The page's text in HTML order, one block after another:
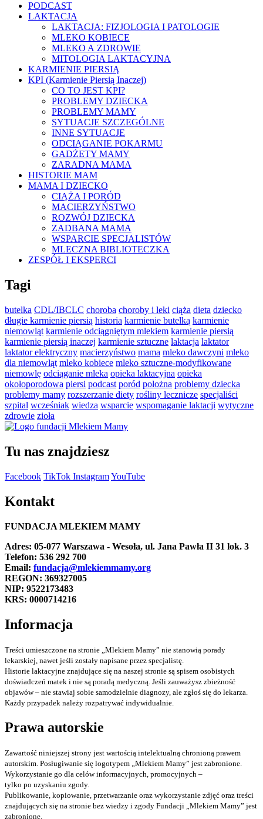
PODCAST
LAKTACJA
LAKTACJA: FIZJOLOGIA I PATOLOGIE
MLEKO KOBIECE
MLEKO A ZDROWIE
MITOLOGIA LAKTACYJNA
KARMIENIE PIERSIĄ
KPI (Karmienie Piersią Inaczej)
CO TO JEST KPI?
PROBLEMY DZIECKA
PROBLEMY MAMY
SYTUACJE SZCZEGÓLNE
INNE SYTUACJE
ODCIĄGANIE POKARMU
GADŻETY MAMY
ZARADNA MAMA
HISTORIE MAM
MAMA I DZIECKO
CIĄŻA I PORÓD
MACIERZYŃSTWO
ROZWÓJ DZIECKA
ZADBANA MAMA
WSPARCIE SPECJALISTÓW
MLECZNA BIBLIOTECZKA
ZESPÓŁ I EKSPERCI
Tagi
butelka CDL/IBCLC choroba choroby i leki ciąża dieta dziecko
długie karmienie piersią historia karmienie butelką karmienie
niemowląt karmienie odciągniętym mlekiem karmienie piersią
karmienie piersią inaczej karmienie sztuczne laktacja laktator
laktator elektryczny macierzyństwo mama mleko dawczyni mleko
dla niemowląt mleko kobiece mleko sztuczne-modyfikowane
niemowlę odciąganie mleka opieka laktacyjna opieka
okołoporodowa piersi podcast poród położna problemy dziecka
problemy mamy rozszerzanie diety rośliny lecznicze specjaliści
szpital wcześniak wiedza wsparcie wspomaganie laktacji wytyczne
zdrowie zioła
Tu nas znajdziesz
Facebook TikTok InstagramYouTube
Kontakt
FUNDACJA MLEKIEM MAMY
Adres: 05-077 Warszawa - Wesoła, ul. Jana Pawła II 31 lok. 3
Telefon: 536 292 700
Email: fundacja@mlekiemmamy.org
REGON: 369327005
NIP: 9522173483
KRS: 0000714216
Informacja
Treści umieszczone na stronie „Mlekiem Mamy” nie stanowią porady
lekarskiej, nawet jeśli zostały napisane przez specjalistę.
Historie laktacyjne znajdujące się na naszej stronie są spisem osobistych
doświadczeń matek i nie są poradą medyczną. Jeśli zauważysz zbieżność
objawów – nie stawiaj sobie samodzielnie diagnozy, ale zgłoś się do lekarza.
Każdy przypadek należy rozpatrywać indywidualnie.
Prawa autorskie
Zawartość niniejszej strony jest wartością intelektualną chronioną prawem
autorskim. Posługiwanie się logotypem „Mlekiem Mamy” jest zabronione.
Wykorzystanie go dla celów informacyjnych, promocyjnych –
tylko po uzyskaniu zgody.
Publikowanie, kopiowanie, przetwarzanie oraz wykorzystanie zdjęć oraz treści
znajdujących się na stronie bez wiedzy i zgody Fundacji „Mlekiem Mamy” jest
zabronione.